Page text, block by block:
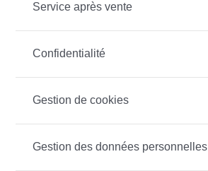
Service après vente
Confidentialité
Gestion de cookies
Gestion des données personnelles